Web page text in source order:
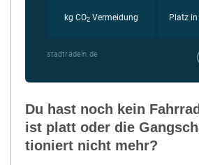
Du hast noch kein
ist platt oder die
tio­niert nicht mehr?